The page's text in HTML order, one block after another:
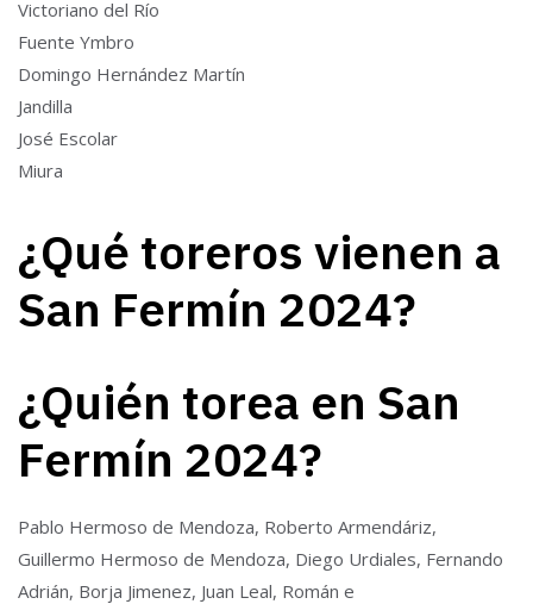
Victoriano del Río
Fuente Ymbro
Domingo Hernández Martín
Jandilla
José Escolar
Miura
¿Qué toreros vienen a
San Fermín 2024?
¿Quién torea en San
Fermín 2024?
Pablo Hermoso de Mendoza, Roberto Armendáriz,
Guillermo Hermoso de Mendoza, Diego Urdiales, Fernando
Adrián, Borja Jimenez, Juan Leal, Román e